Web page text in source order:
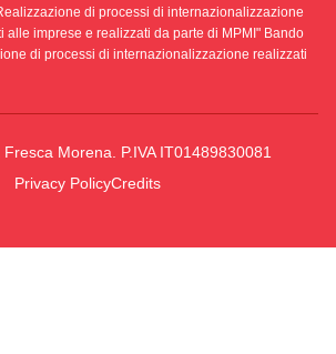
di processi di internazionalizzazione
alle imprese e realizzati da parte di MPMI" Bando
di processi di internazionalizzazione realizzati
Morena. P.IVA IT01489830081
Privacy PolicyCredits